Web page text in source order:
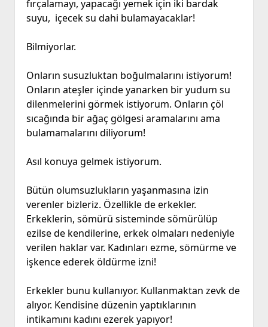
fırçalamayı, yapacağı yemek için iki bardak
suyu, içecek su dahi bulamayacaklar!
Bilmiyorlar.
Onların susuzluktan boğulmalarını istiyorum!
Onların ateşler içinde yanarken bir yudum su
dilenmelerini görmek istiyorum. Onların çöl
sıcağında bir ağaç gölgesi aramalarını ama
bulamamalarını diliyorum!
Asıl konuya gelmek istiyorum.
Bütün olumsuzlukların yaşanmasına izin
verenler bizleriz. Özellikle de erkekler.
Erkeklerin, sömürü sisteminde sömürülüp
ezilse de kendilerine, erkek olmaları nedeniyle
verilen haklar var. Kadınları ezme, sömürme ve
işkence ederek öldürme izni!
Erkekler bunu kullanıyor. Kullanmaktan zevk de
alıyor. Kendisine düzenin yaptıklarının
intikamını kadını ezerek yapıyor!